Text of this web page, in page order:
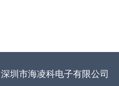
深圳市海凌科电子有限公司